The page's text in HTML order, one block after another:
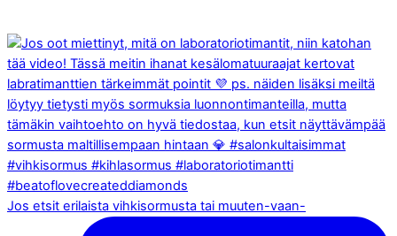
Jos etsit erilaista vihkisormusta tai muuten-vaan-